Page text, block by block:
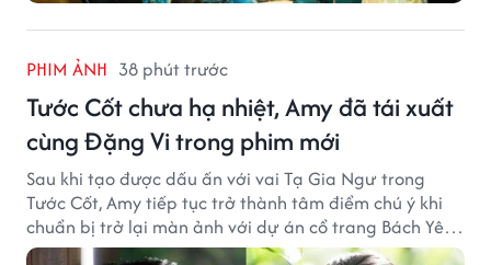
PHIM ẢNH 38 phút trước
Tước Cốt chưa hạ nhiệt, Amy đã tái xuất
cùng Đặng Vi trong phim mới
Sau khi tạo được dấu ấn với vai Tạ Gia Ngư trong
Tước Cốt, Amy tiếp tục trở thành tâm điểm chú ý khi
chuẩn bị trở lại màn ảnh với dự án cổ trang Bách Yêu
Phổ.